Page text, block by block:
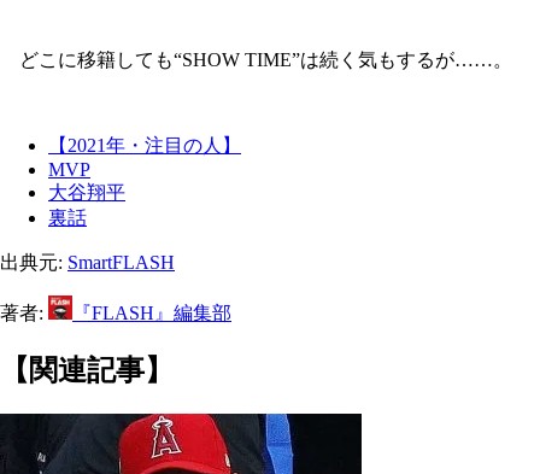
どこに移籍しても“SHOW TIME”は続く気もするが……。
【2021年・注目の人】
MVP
大谷翔平
裏話
出典元: SmartFLASH
著者: 『FLASH』編集部
【関連記事】